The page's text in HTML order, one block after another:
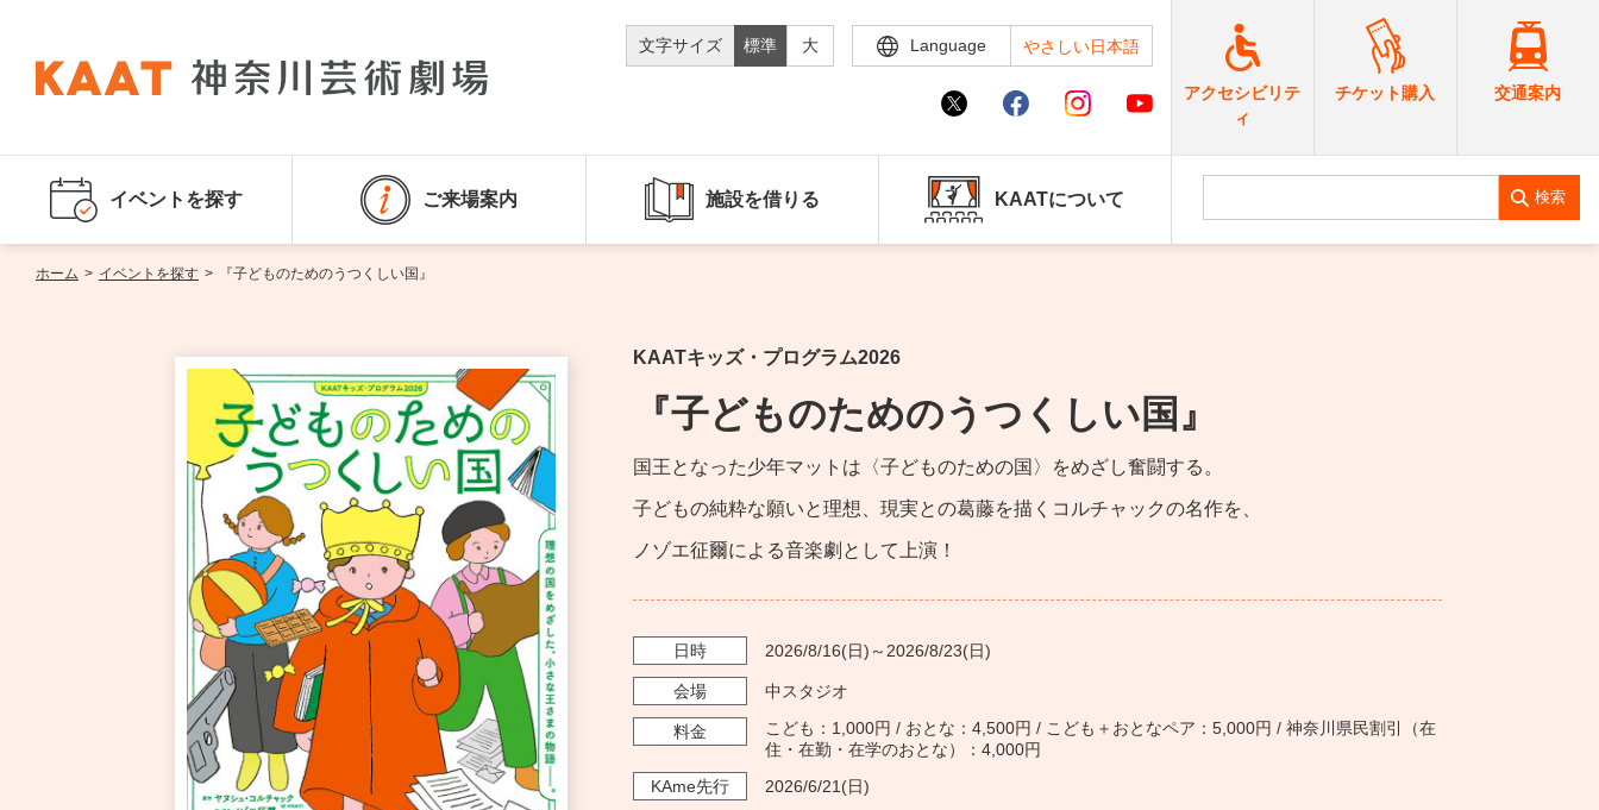
文字サイズ 標準 大 Language やさしい日本語
アクセシビリテ
ィ
チケット購入 交通案内
イベントを探す ご来場案内 施設を借りる KAATについて 検索
ホーム > イベントを探す > 『子どものためのうつくしい国』
KAATキッズ・プログラム2026
『子どものためのうつくしい国』
国王となった少年マットは〈子どものための国〉をめざし奮闘する。
子どもの純粋な願いと理想、現実との葛藤を描くコルチャックの名作を、
ノゾエ征爾による音楽劇として上演！
日時 2026/8/16(日)～ 2026/8/23(日)
会場 中スタジオ
料金
こども：1,000円 / おとな：4,500円 / こども＋おとなペア：5,000円 / 神奈川県民割引（在
住・在勤・在学のおとな）：4,000円
KAme先行 2026/6/21 (日)